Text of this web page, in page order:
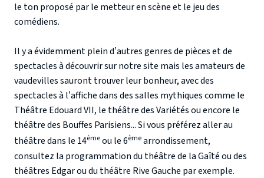
le ton proposé par le metteur en scène et le jeu des
comédiens.
Il y a évidemment plein d’autres genres de pièces et de
spectacles à découvrir sur notre site mais les amateurs de
vaudevilles sauront trouver leur bonheur, avec des
spectacles à l’affiche dans des salles mythiques comme le
Théâtre Edouard VII, le théâtre des Variétés ou encore le
théâtre des Bouffes Parisiens... Si vous préférez aller au
théâtre dans le 14èmeou le 6èmearrondissement,
consultez la programmation du théâtre de la Gaîté ou des
théâtres Edgar ou du théâtre Rive Gauche par exemple.